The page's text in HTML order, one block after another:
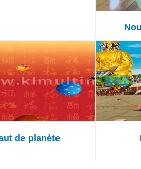
de planète